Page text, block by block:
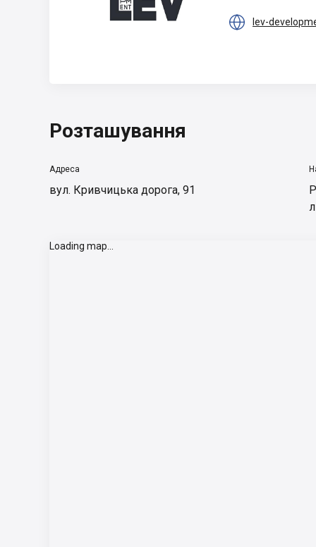
 lev-
Розташування
Адреса
вул. Кривчицька дорога, 91
Loading map...